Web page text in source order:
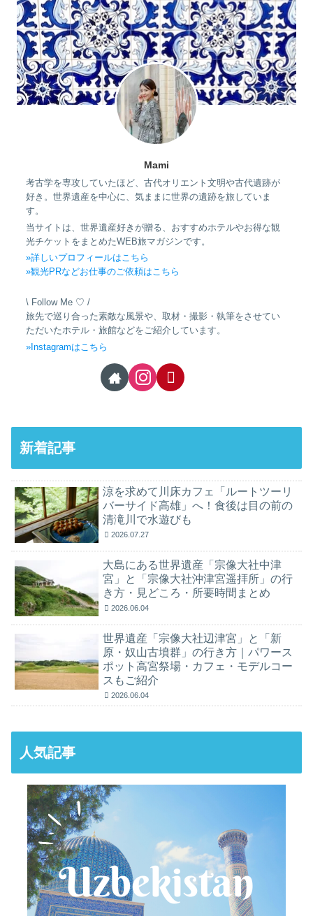
Mami
考古学を専攻していたほど、古代オリエント文明や古代遺跡が
好き。世界遺産を中心に、気ままに世界の遺跡を旅していま
す。
当サイトは、世界遺産好きが贈る、おすすめホテルやお得な観
光チケットをまとめたWEB旅マガジンです。
»詳しいプロフィールはこちら
»観光PRなどお仕事のご依頼はこちら
\ Follow Me ♡ /
旅先で巡り合った素敵な風景や、取材・撮影・執筆をさせてい
ただいたホテル・旅館などをご紹介しています。
»Instagramはこちら
新着記事
涼を求めて川床カフェ「ルートツーリ
バーサイド高雄」へ！食後は目の前の
清滝川で水遊びも
2026.07.27
大島にある世界遺産「宗像大社中津
宮」と「宗像大社沖津宮遥拝所」の行
き方・見どころ・所要時間まとめ
2026.06.04
世界遺産「宗像大社辺津宮」と「新
原・奴山古墳群」の行き方｜パワース
ポット高宮祭場・カフェ・モデルコー
スもご紹介
2026.06.04
人気記事